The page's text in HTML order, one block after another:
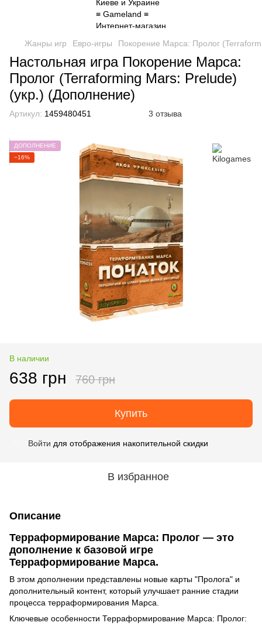
Жанры игр Евро-игры Покорение Марса: Пролог
Настольная игра Покорение Марса:
Пролог (Terraforming Mars: Prelude)
(укр.) (Дополнение)
Артикул: 1459480451 3 отзыва
ДОПОЛНЕНИЕ
−16%
В наличии
638 грн 760 грн
Купить
Войти для отображения накопительной скидки
В избранное
Описание
Терраформирование Марса: Пролог — это
дополнение к базовой игре
Терраформирование Марса.
В этом дополнении представлены новые карты "Пролога" и
дополнительный контент, который улучшает ранние стадии
процесса терраформирования Марса.
Ключевые особенности Терраформирование Марса: Пролог: